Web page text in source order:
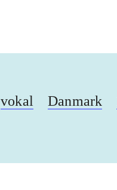
vokal Danmark